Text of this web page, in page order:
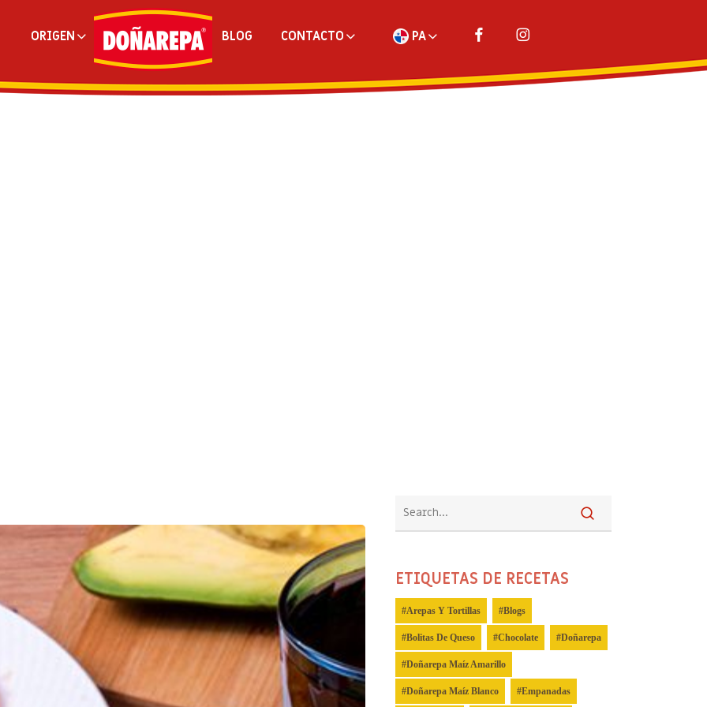
ORIGEN BLOG CONTACTO PA
ETIQUETAS DE RECETAS
Arepas Y Tortillas Blogs
Bolitas De Queso Chocolate Doñarepa
Doñarepa Maíz Amarillo
Doñarepa Maíz Blanco Empanadas